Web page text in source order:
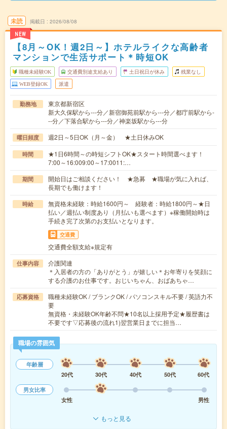
未読
NEW
掲載日 2026/08/08
【8月～OK！週2日～】ホテルライクな高齢者
マンションで生活サポート＊時短OK
職種未経験OK 交通費別途支給あり 土日祝日が休み 残業なし
WEB登録OK 派遣
勤務地
東京都新宿区
新大久保駅から---分／新宿御苑前駅から---分／都庁前駅から-
--分／下落合駅から---分／神楽坂駅から---分
曜日頻度 週2日～5日OK（月～金） ★土日休みOK
時間
★1日6時間～の時短シフトOK★スタート時間選べます！
7:00～16:009:00～17:0011:…
期間
開始日はご相談ください！ ★急募 ★職場が気に入れば、
長期でも働けます！
時給
無資格未経験：時給1600円～ 経験者：時給1800円～★日
払い／週払い制度あり（月払いも選べます）※稼働開始時は
手続き完了次第のお支払いとなります。
交通費
交通費全額支給※規定有
仕事内容
介護関連
＊入居者の方の「ありがとう」が嬉しい＊お年寄りを笑顔に
する介護のお仕事です。おじいちゃん、おばあちゃ…
応募資格
職種未経験OK / ブランクOK / パソコンスキル不要 / 英語力不
要
無資格・未経験OK年齢不問★10名以上採用予定★履歴書は
不要です▽応募後の流れ1)翌営業日までに担当…
職場の雰囲気
年齢層
20代
30代 40代 50代
60代
男女比率
女性
男性
もっと見る